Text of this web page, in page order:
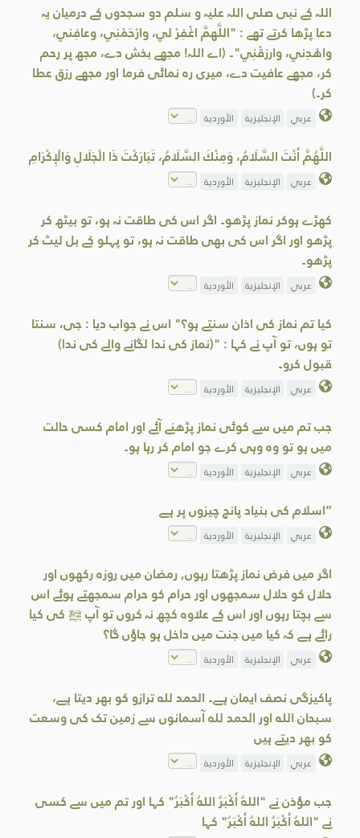
اللہ کے نبی صلی اللہ علیہ و سلم دو سجدوں کے درمیان یہ
دعا پڑھا کرتے تھے : "اللَّهمَّ اغْفِرْ لي، وارْحَمْنِي، وعافِني،
واهْدِني، وارزقْنِي"۔ (اے اللہ! مجھے بخش دے، مجھ پر رحم
کر، مجھے عافیت دے، میری رہ نمائی فرما اور مجھے رزق عطا
کر۔)
عربي الإنجليزية الأوردية
اللَّهُمَّ أَنْتَ السَّلَامُ، وَمِنْكَ السَّلَامُ، تَبَارَكْتَ ذَا الْجَلَالِ وَالْإِكْرَامِ
عربي الإنجليزية الأوردية
کھڑے ہوکر نماز پڑھو۔ اگر اس کی طاقت نہ ہو، تو بیٹھ کر
پڑھو اور اگر اس کی بھی طاقت نہ ہو، تو پہلو کے بل لیٹ کر
پڑھو۔
عربي الإنجليزية الأوردية
کیا تم نماز کی اذان سنتے ہو؟" اس نے جواب دیا : جی، سنتا
تو ہوں، تو آپ نے کہا : "(نماز کی ندا لگانے والے کی ندا)
قبول کرو۔
عربي الإنجليزية الأوردية
جب تم میں سے کوئی نماز پڑھنے آئے اور امام کسی حالت
میں ہو تو وہ وہی کرے جو امام کر رہا ہو۔
عربي الإنجليزية الأوردية
”اسلام کی بنیاد پانچ چیزوں پر ہے
عربي الإنجليزية الأوردية
اگر میں فرض نماز پڑھتا رہوں, رمضان میں روزہ رکھوں اور
حلال کو حلال سمجھوں اور حرام کو حرام سمجھتے ہوئے اس
سے بچتا رہوں اور اس کے علاوہ کچھ نہ کروں تو آپ ﷺ کی کیا
رائے ہے کہ کیا میں جنت میں داخل ہو جاؤں گا؟
عربي الإنجليزية الأوردية
پاکیزگی نصف ایمان ہے۔ الحمد لله ترازو کو بھر دیتا ہے،
سبحان الله اور الحمد لله آسمانوں سے زمین تک کی وسعت
کو بھر دیتے ہیں
عربي الإنجليزية الأوردية
جب مؤذن نے "اللهُ أَكْبَرُ اللهُ أَكْبَرُ" کہا اور تم میں سے کسی
نے "اللهُ أَكْبَرُ اللهُ أَكْبَرُ" کہا